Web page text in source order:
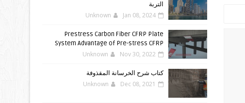
التربة
Unknown Jan 08, 2024
Prestress Carbon Fiber CFRP Plate
System Advantage of Pre-stress CFRP
Unknown Nov 30, 2022
كتاب شرح الخرسانة المقذوفة
Unknown Dec 08, 2021